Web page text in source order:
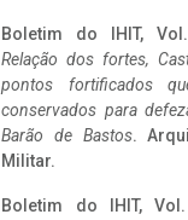
Boletim do IHIT,
Relação dos fortes,
pontos fortificados
conservados para
Barão de Bastos.
Militar.
Boletim do IHIT,